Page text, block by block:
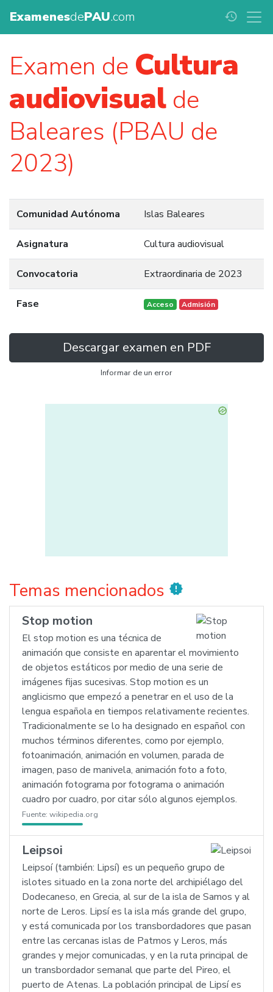
ExamenesdePAU.com history
Examen de Cultura
audiovisual de
Baleares (PBAU de
2023)
Comunidad Autónoma Islas Baleares
Asignatura Cultura audiovisual
Convocatoria Extraordinaria de 2023
Fase Acceso Admisión
Descargar examen en PDF
Informar de un error
Temas mencionados new_releases
Stop motion
El stop motion es una técnica de
animación que consiste en aparentar el movimiento
de objetos estáticos por medio de una serie de
imágenes fijas sucesivas. Stop motion es un
anglicismo que empezó a penetrar en el uso de la
lengua española en tiempos relativamente recientes.
Tradicionalmente se lo ha designado en español con
muchos términos diferentes, como por ejemplo,
fotoanimación, animación en volumen, parada de
imagen, paso de manivela, animación foto a foto,
animación fotograma por fotograma o animación
cuadro por cuadro, por citar sólo algunos ejemplos.
Fuente: wikipedia.org
Leipsoi
Leipsoí (también: Lipsí) es un pequeño grupo de
islotes situado en la zona norte del archipiélago del
Dodecaneso, en Grecia, al sur de la isla de Samos y al
norte de Leros. Lipsí es la isla más grande del grupo,
y está comunicada por los transbordadores que pasan
entre las cercanas islas de Patmos y Leros, más
grandes y mejor comunicadas, y en la ruta principal de
un transbordador semanal que parte del Pireo, el
puerto de Atenas. La población principal de Lipsí es